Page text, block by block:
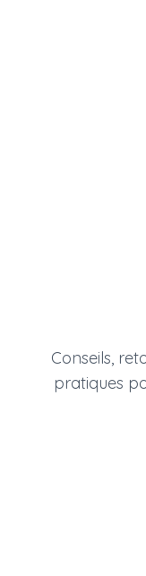
Conseils,
pratiques